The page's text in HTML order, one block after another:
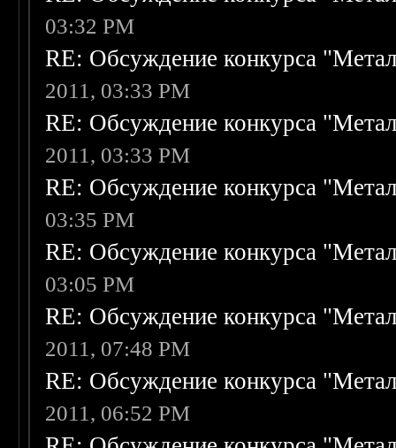
03:32 PM
RE: Обсуждение конкурса
2011, 03:33 PM
RE: Обсуждение конкурса
2011, 03:33 PM
RE: Обсуждение конкурса
03:35 PM
RE: Обсуждение конкурса
03:05 PM
RE: Обсуждение конкурса
2011, 07:48 PM
RE: Обсуждение конкурса
2011, 06:52 PM